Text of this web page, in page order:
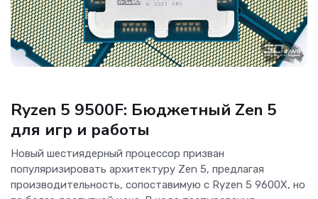
Ryzen 5 9500F: Бюджетный Zen 5
для игр и работы
Новый шестиядерный процессор призван
популяризировать архитектуру Zen 5, предлагая
производительность, сопоставимую с Ryzen 5 9600X, но